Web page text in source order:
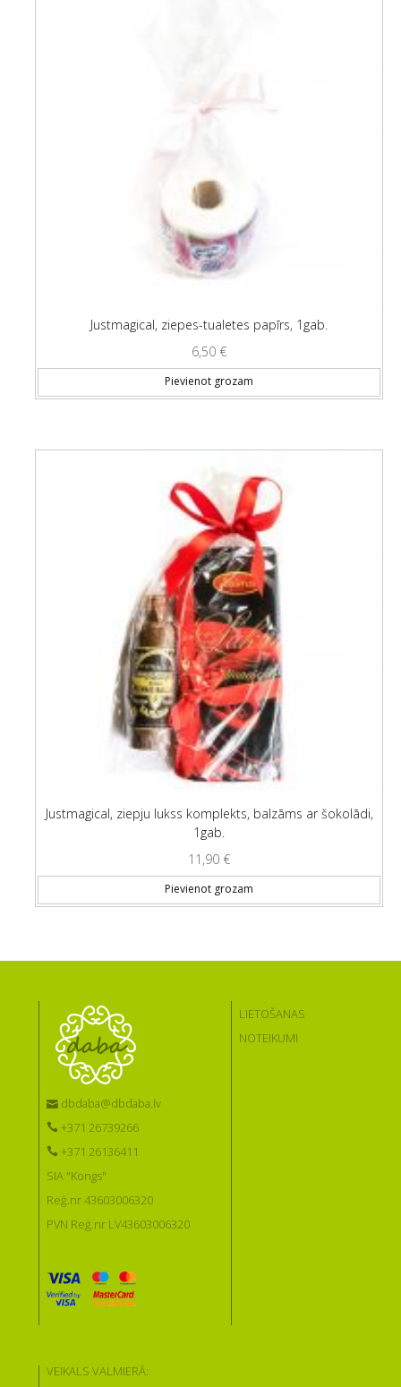
Justmagical, ziepes-tualetes papīrs, 1gab.
6,50 €
Pievienot grozam
Justmagical, ziepju lukss komplekts, balzāms ar šokolādi,
1gab.
11,90 €
Pievienot grozam
dbdaba@dbdaba.lv
+371 26739266
+371 26136411
SIA "Kongs"
Reģ.nr 43603006320
PVN Reģ.nr LV43603006320
LIETOŠANAS
NOTEIKUMI
VEIKALS VALMIERĀ: